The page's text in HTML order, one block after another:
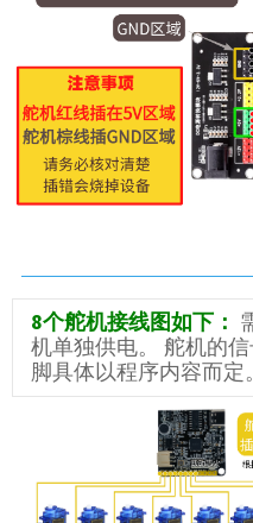
8个舵机接线图如下：
机单独供电。 舵机的
脚具体以程序内容而定。